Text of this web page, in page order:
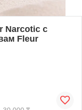
Narcotic с
Fleur